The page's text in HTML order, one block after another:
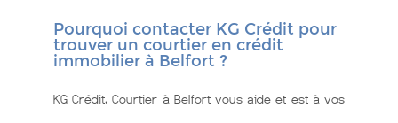
Pourquoi contacter KG Crédit pour
trouver un courtier en crédit
immobilier à Belfort ?
KG Crédit, Courtier à Belfort vous aide et est à vos